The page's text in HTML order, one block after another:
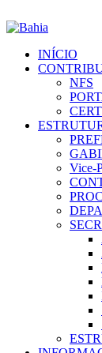
INÍCIO
NFS
Vice-